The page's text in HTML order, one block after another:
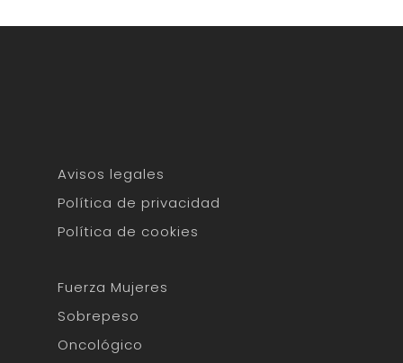
Avisos legales
Política de privacidad
Política de cookies
Fuerza Mujeres
Sobrepeso
Oncológico